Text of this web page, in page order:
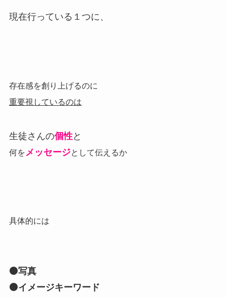
現在行っている１つに、
存在感を創り上げるのに
重要視しているのは
生徒さんの個性と
何を メッセージとして伝えるか
具体的には
⚫写真
⚫イメージキーワード